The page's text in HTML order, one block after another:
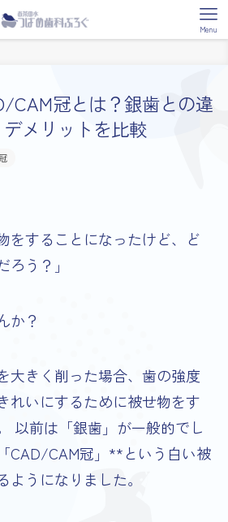
Menu
CAM冠とは？銀歯との違
メリットを比較
をすることになったけど、ど
う？」
か？
大きく削った場合、歯の強度
れいにするために被せ物をす
以前は「銀歯」が一般的でし
CAD/CAM冠」**という白い被
うになりました。